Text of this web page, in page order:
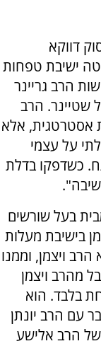
דווקא
ישיבת טפחות
הרב גריינר
שטיינר. הרב
אסטרטגית, אלא
על עצמי
כשדפקו בדלת
בעל שורשים
בישיבת מעלות
ויצמן, וממנו
מהרב ויצמן
בלבד. הוא
עם הרב יונתן
של הרב אלישע